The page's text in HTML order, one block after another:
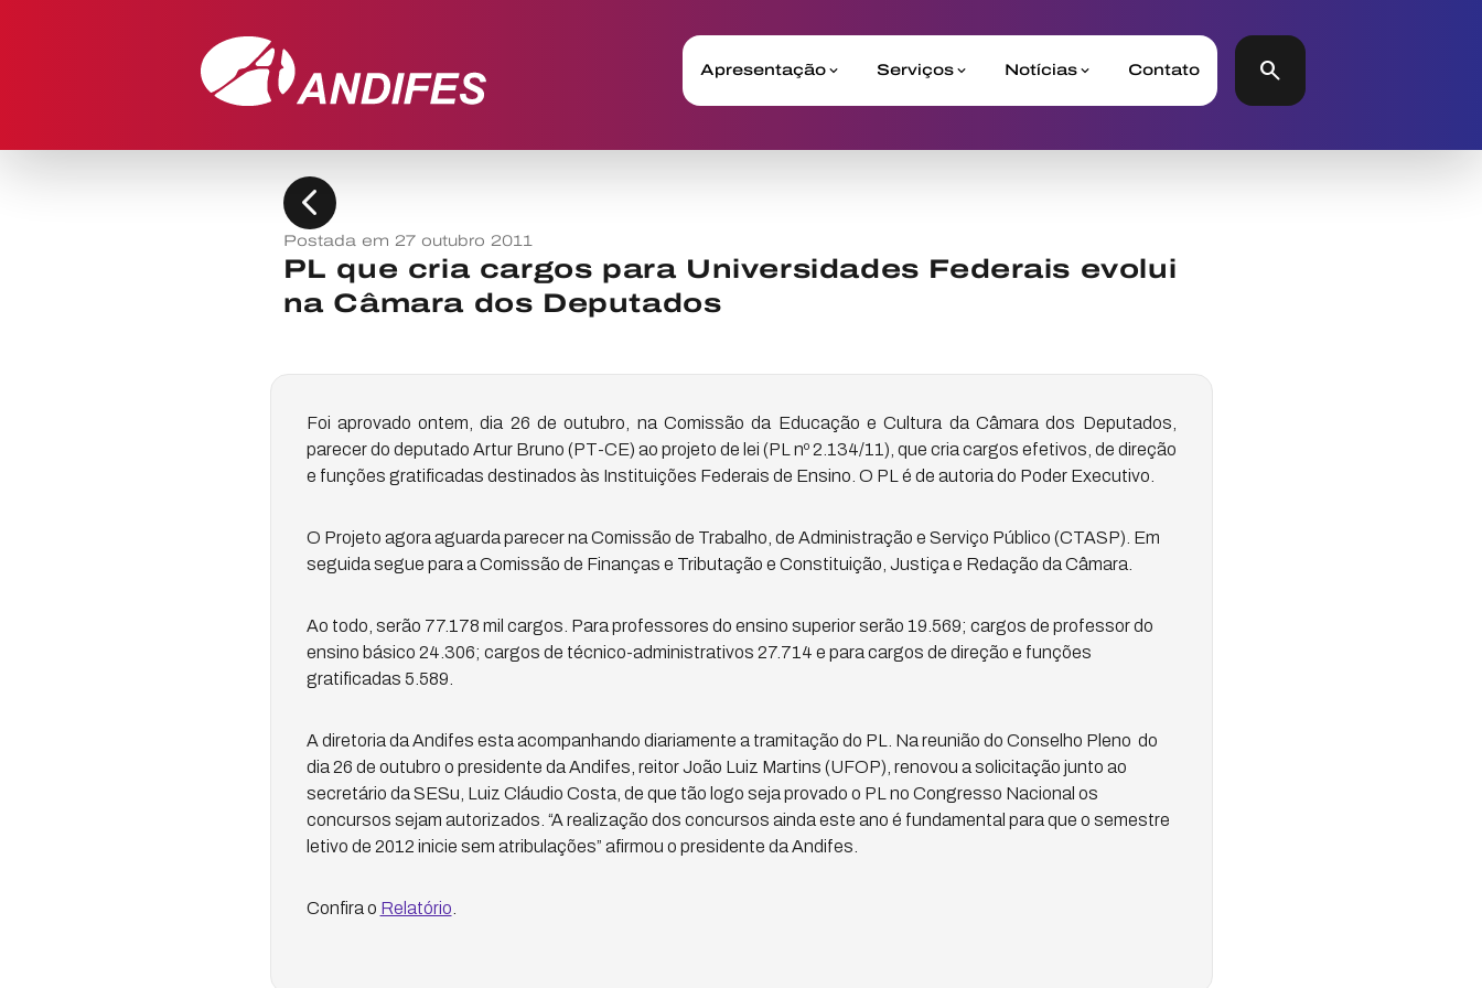
Apresentação Serviços Notícias Contato search
chevron_left
Postada em 27 outubro 2011
PL que cria cargos para Universidades Federais evolui
na Câmara dos Deputados
Foi aprovado ontem, dia 26 de outubro, na Comissão da Educação e Cultura da Câmara dos Deputados,
parecer do deputado Artur Bruno (PT-CE) ao projeto de lei (PL nº 2.134/11), que cria cargos efetivos, de direção
e funções gratificadas destinados às Instituições Federais de Ensino. O PL é de autoria do Poder Executivo.
O Projeto agora aguarda parecer na Comissão de Trabalho, de Administração e Serviço Público (CTASP). Em
seguida segue para a Comissão de Finanças e Tributação e Constituição, Justiça e Redação da Câmara.
Ao todo, serão 77.178 mil cargos. Para professores do ensino superior serão 19.569; cargos de professor do
ensino básico 24.306; cargos de técnico-administrativos 27.714 e para cargos de direção e funções
gratificadas 5.589.
A diretoria da Andifes esta acompanhando diariamente a tramitação do PL. Na reunião do Conselho Pleno do
dia 26 de outubro o presidente da Andifes, reitor João Luiz Martins (UFOP), renovou a solicitação junto ao
secretário da SESu, Luiz Cláudio Costa, de que tão logo seja provado o PL no Congresso Nacional os
concursos sejam autorizados. “A realização dos concursos ainda este ano é fundamental para que o semestre
letivo de 2012 inicie sem atribulações” afirmou o presidente da Andifes.
Confira o Relatório